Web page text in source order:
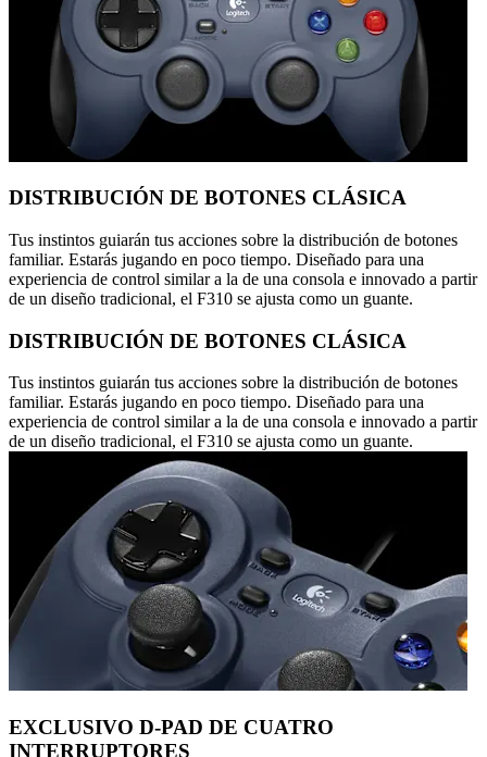
DISTRIBUCIÓN DE BOTONES CLÁSICA
Tus instintos guiarán tus acciones sobre la distribución de botones
familiar. Estarás jugando en poco tiempo. Diseñado para una
experiencia de control similar a la de una consola e innovado a partir
de un diseño tradicional, el F310 se ajusta como un guante.
DISTRIBUCIÓN DE BOTONES CLÁSICA
Tus instintos guiarán tus acciones sobre la distribución de botones
familiar. Estarás jugando en poco tiempo. Diseñado para una
experiencia de control similar a la de una consola e innovado a partir
de un diseño tradicional, el F310 se ajusta como un guante.
EXCLUSIVO D-PAD DE CUATRO
INTERRUPTORES